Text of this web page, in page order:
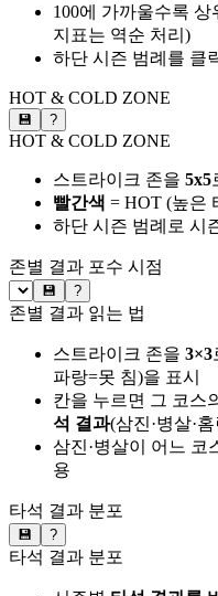
100에 가까울수록
지표는 역순 처리)
하단 시즌 범례를 클
HOT & COLD ZONE
💾 ?
HOT & COLD ZONE
스트라이크 존을 5x5
빨간색 = HOT (높은
하단 시즌 범례로 시
존별 결과 포수 시점
💾 ?
존별 결과 읽는 법
스트라이크 존을 3×3
파랑=못 침)을 표시
칸을 누르면 그 코스
석 결과(삼진·병살·
삼진·병살이 어느 코
용
타석 결과 분포
💾 ?
타석 결과 분포